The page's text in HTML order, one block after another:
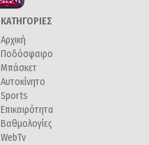
ΚΑΤΗΓΟΡΙΕΣ
Αρχική
Ποδόσφαιρο
Μπάσκετ
Αυτοκίνητο
Sports
Επικαιρότητα
Βαθμολογίες
WebTv